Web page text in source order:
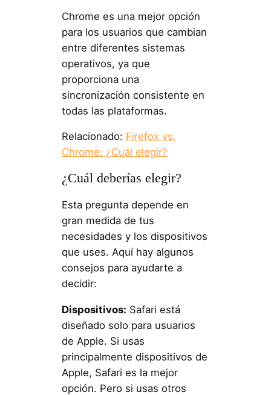
Chrome es una mejor opción
para los usuarios que cambian
entre diferentes sistemas
operativos, ya que
proporciona una
sincronización consistente en
todas las plataformas.
Relacionado: Firefox vs.
Chrome: ¿Cuál elegir?
¿Cuál deberías elegir?
Esta pregunta depende en
gran medida de tus
necesidades y los dispositivos
que uses. Aquí hay algunos
consejos para ayudarte a
decidir:
Dispositivos: Safari está
diseñado solo para usuarios
de Apple. Si usas
principalmente dispositivos de
Apple, Safari es la mejor
opción. Pero si usas otros